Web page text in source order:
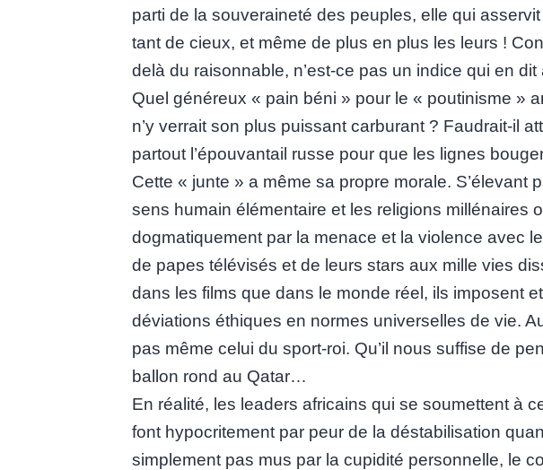
parti de la souveraineté des peuples, elle qui
tant de cieux, et même de plus en plus les leurs !
delà du raisonnable, n’est-ce pas un indice qui en dit
Quel généreux « pain béni » pour le « poutinisme »
n’y verrait son plus puissant carburant ? Faudrait-il
partout l’épouvantail russe pour que les lignes
Cette « junte » a même sa propre morale. S’élevant
sens humain élémentaire et les religions millénaires
dogmatiquement par la menace et la violence avec
de papes télévisés et de leurs stars aux mille vies
dans les films que dans le monde réel, ils imposent
déviations éthiques en normes universelles de vie.
pas même celui du sport-roi. Qu’il nous suffise de
ballon rond au Qatar…
En réalité, les leaders africains qui se soumettent à
font hypocritement par peur de la déstabilisation
simplement pas mus par la cupidité personnelle, le